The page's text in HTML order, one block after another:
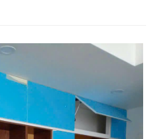
dọn tổ ấm của các gia đình diễn ra vô
ngủ gia đình, các bộ giường
tầng trẻ em, giường gấp thông
lùa, tủ kịch trần sát sàn luôn là
lượng cồng kềnh. Khi cần di dời các
góc cua cầu thang dốc đứng hay lối
và tái lắp đặt luôn đòi hỏi tay nghề
nhà Khôi Nguyên mang đến dịch